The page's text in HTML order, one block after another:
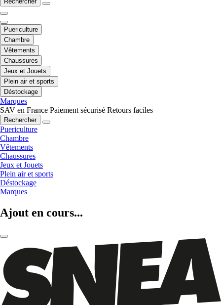
Puericulture
Chambre
Vêtements
Chaussures
Jeux et Jouets
Plein air et sports
Déstockage
Marques
SAV en France Paiement sécurisé Retours faciles
Rechercher
Puericulture
Chambre
Vêtements
Chaussures
Jeux et Jouets
Plein air et sports
Déstockage
Marques
Ajout en cours...